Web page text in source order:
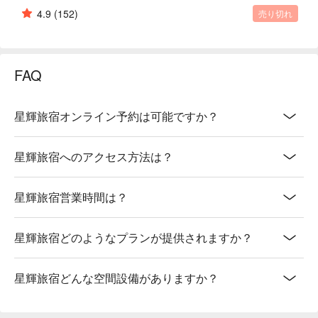
4.9 (152) 売り切れ
FAQ
星輝旅宿オンライン予約は可能ですか？
星輝旅宿へのアクセス方法は？
星輝旅宿営業時間は？
星輝旅宿どのようなプランが提供されますか？
星輝旅宿どんな空間設備がありますか？